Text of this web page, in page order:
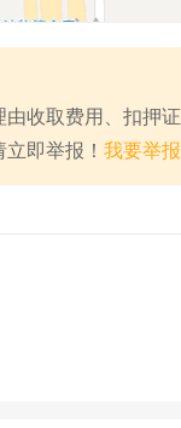
收取费用、扣押
即举报！ 我要举报